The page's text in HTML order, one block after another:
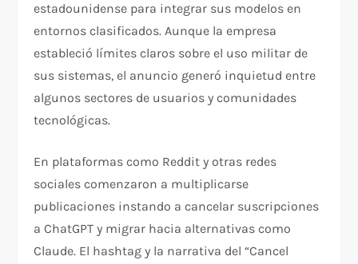
estadounidense para integrar sus modelos en
entornos clasificados. Aunque la empresa
estableció límites claros sobre el uso militar de
sus sistemas, el anuncio generó inquietud entre
algunos sectores de usuarios y comunidades
tecnológicas.
En plataformas como Reddit y otras redes
sociales comenzaron a multiplicarse
publicaciones instando a cancelar suscripciones
a ChatGPT y migrar hacia alternativas como
Claude. El hashtag y la narrativa del “Cancel